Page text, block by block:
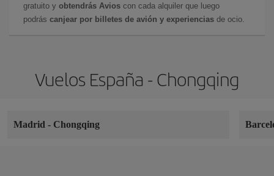
gratuito y obtendrás Avios con cada alquiler que luego
podrás canjear por billetes de avión y experiencias de ocio.
Vuelos España - Chongqing
Madrid - Chongqing